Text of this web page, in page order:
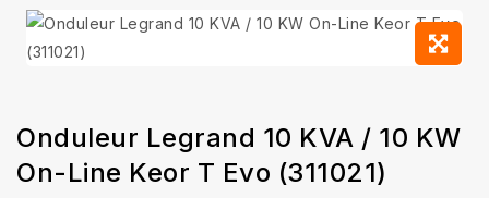
Onduleur Legrand 10 KVA / 10 KW
On-Line Keor T Evo (311021)